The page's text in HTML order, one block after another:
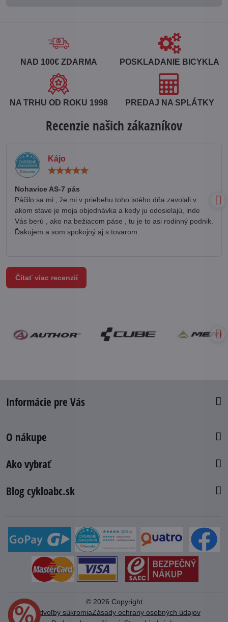
NAD 100€ ZDARMA POSKLADANIE BICYKLA
NA TRHU OD ROKU 1998 PREDAJ NA SPLÁTKY
Recenzie našich zákazníkov
Kájo
Nohavice AS-7 pás
Páčilo sa mi , že mi v priebehu toho istého dňa zavolali v
akom stave je moja objednávka a kedy ju odosielajú, inde
Vás berú , ako na bežiacom páse , tu je to asi rodinný podnik.
Ďakujem a som spokojný aj s tovarom.
Čítať viac recenzií
Informácie pre Vás
O nákupe
Ako vybrať
Blog cykloabc.sk
© 2026 Copyright
Predvoľby súkromiaZásady ochrany osobných údajov